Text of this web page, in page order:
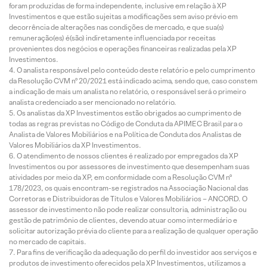
foram produzidas de forma independente, inclusive em relação à XP
Investimentos e que estão sujeitas a modificações sem aviso prévio em
decorrência de alterações nas condições de mercado, e que sua(s)
remuneração(es) é(são) indiretamente influenciada por receitas
provenientes dos negócios e operações financeiras realizadas pela XP
Investimentos.
O analista responsável pelo conteúdo deste relatório e pelo cumprimento
da Resolução CVM nº 20/2021 está indicado acima, sendo que, caso constem
a indicação de mais um analista no relatório, o responsável será o primeiro
analista credenciado a ser mencionado no relatório.
Os analistas da XP Investimentos estão obrigados ao cumprimento de
todas as regras previstas no Código de Conduta da APIMEC Brasil para o
Analista de Valores Mobiliários e na Política de Conduta dos Analistas de
Valores Mobiliários da XP Investimentos.
O atendimento de nossos clientes é realizado por empregados da XP
Investimentos ou por assessores de investimento que desempenham suas
atividades por meio da XP, em conformidade com a Resolução CVM nº
178/2023, os quais encontram-se registrados na Associação Nacional das
Corretoras e Distribuidoras de Títulos e Valores Mobiliários – ANCORD. O
assessor de investimento não pode realizar consultoria, administração ou
gestão de patrimônio de clientes, devendo atuar como intermediário e
solicitar autorização prévia do cliente para a realização de qualquer operação
no mercado de capitais.
Para fins de verificação da adequação do perfil do investidor aos serviços e
produtos de investimento oferecidos pela XP Investimentos, utilizamos a